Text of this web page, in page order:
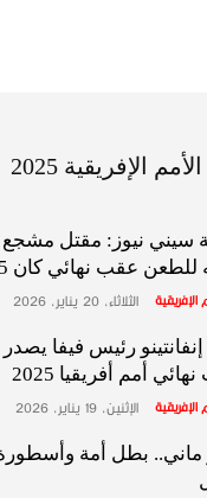
الإفريقية 2025
سيني نيوز: مقتل مشجع
عقب نهائي كان 2025
الثلاثاء، 20 يناير، 2026
رئيس فيفا
أمم أفريقيا 2025
الإثنين، 19 يناير، 2026
ماني.. بطل أمة وأسطورة